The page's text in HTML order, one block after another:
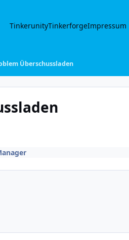
TinkerunityTinkerforgeImpressum
Überschussladen